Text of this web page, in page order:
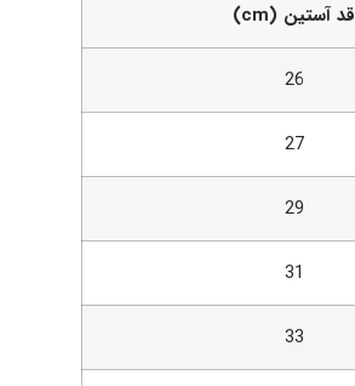
قد آستین (cm)
26
27
29
31
33